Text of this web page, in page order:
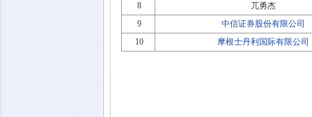
8
兀勇杰
9
中信证券股份有限公司
10
摩根士丹利国际有限公司